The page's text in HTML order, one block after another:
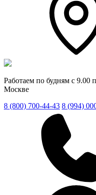
Работаем по будням с 9.00
Москве
8 (800) 700-44-43 8 (994)